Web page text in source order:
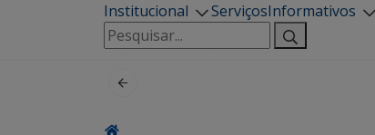
Institucional ServiçosInformativos
Pesquisar
por: